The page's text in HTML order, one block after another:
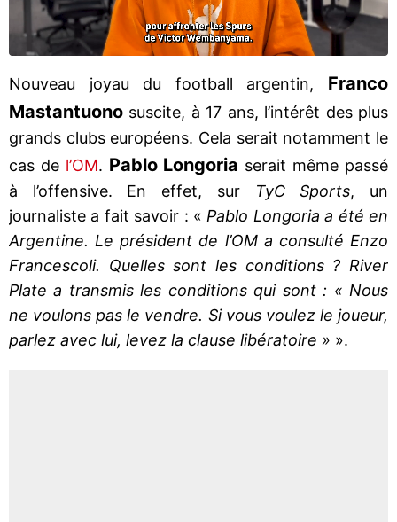
Nouveau joyau du football argentin, Franco
Mastantuono suscite, à 17 ans, l’intérêt des plus
grands clubs européens. Cela serait notamment le
cas de l’OM. Pablo Longoria serait même passé
à l’offensive. En effet, sur
TyC Sports, un
journaliste a fait savoir : « Pablo Longoria a été en
Argentine. Le président de l’OM a consulté Enzo
Francescoli. Quelles sont les conditions ? River
Plate a transmis les conditions qui sont : « Nous
ne voulons pas le vendre. Si vous voulez le joueur,
parlez avec lui, levez la clause libératoire » ».